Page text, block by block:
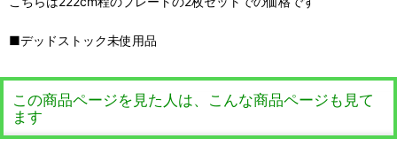
■デッドストック未使用品
この商品ページを見た人は、こんな商品ページも見て
ます